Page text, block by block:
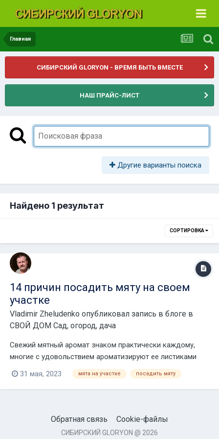
Главная
СИБИРСКИЙ GLORYON - ВРЕМЯ БЫТЬ ВМЕСТЕ
НАШ ПРАЙС-ЛИСТ
Другие варианты поиска
Найдено 1 результат
СОРТИРОВКА
14 причин посадить мяту на своем
участке
Vladimir Zheludenko опубликовал запись в блоге в
СВОЙ ДОМ Сад, огород, дача
Свежий мятный аромат знаком практически каждому,
многие с удовольствием ароматизируют ее листиками
чай или коктейль. Но знаете ли вы о других полезных
свойствах мяты и способах ее применения в домашнем
хозяйстве? Если нет, мы вам подскажем несколько.
31 мая, 2023 мята на участке посадить мяту
Обратная связь Cookie-файлы
СИБИРСКИЙ GLORYON @ 2026